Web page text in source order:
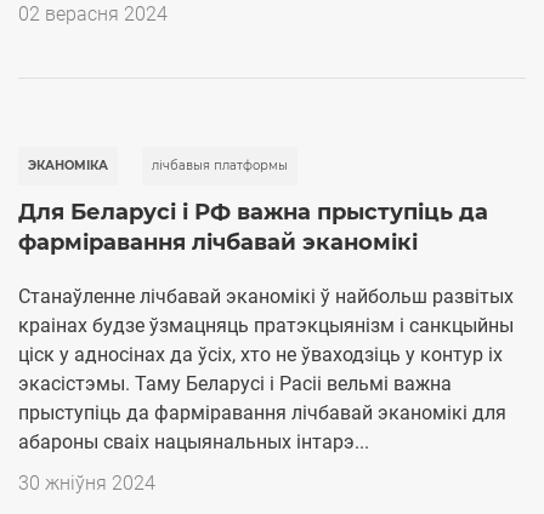
02 верасня 2024
ЭКАНОМІКА лiчбавыя платформы
Для Беларусі і РФ важна прыступіць да
фарміравання лічбавай эканомікі
Станаўленне лічбавай эканомікі ў найбольш развітых
краінах будзе ўзмацняць пратэкцыянізм і санкцыйны
ціск у адносінах да ўсіх, хто не ўваходзіць у контур іх
экасістэмы. Таму Беларусі і Расіі вельмі важна
прыступіць да фарміравання лічбавай эканомікі для
абароны сваіх нацыянальных інтарэ...
30 жніўня 2024